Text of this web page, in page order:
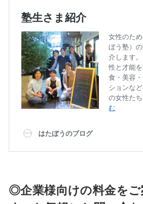
◎企業様向けの料金をご